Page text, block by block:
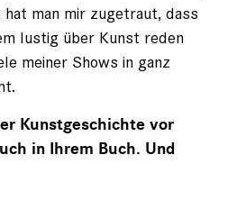
hat man mir zugetraut, dass
lustig über Kunst reden
meiner Shows in ganz
Kunstgeschichte vor
in Ihrem Buch. Und